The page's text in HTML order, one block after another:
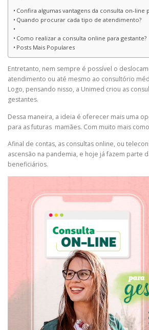
Confira algumas vantagens da consulta on-line
Quando procurar cada tipo de atendimento?
Como realizar a consulta online para gestante?
Posts Mais Populares
Entretanto, nem sempre é possível o
atendimento ou até mesmo ao consultório
Logo, pensando nisso, a Unimed criou as
gestantes.
Dessa maneira, a ideia é oferecer mais uma
para as futuras mamães. Com muito mais
Afinal de contas, as consultas online, ou
ascensão na pandemia, e hoje já fazem parte
beneficiários.